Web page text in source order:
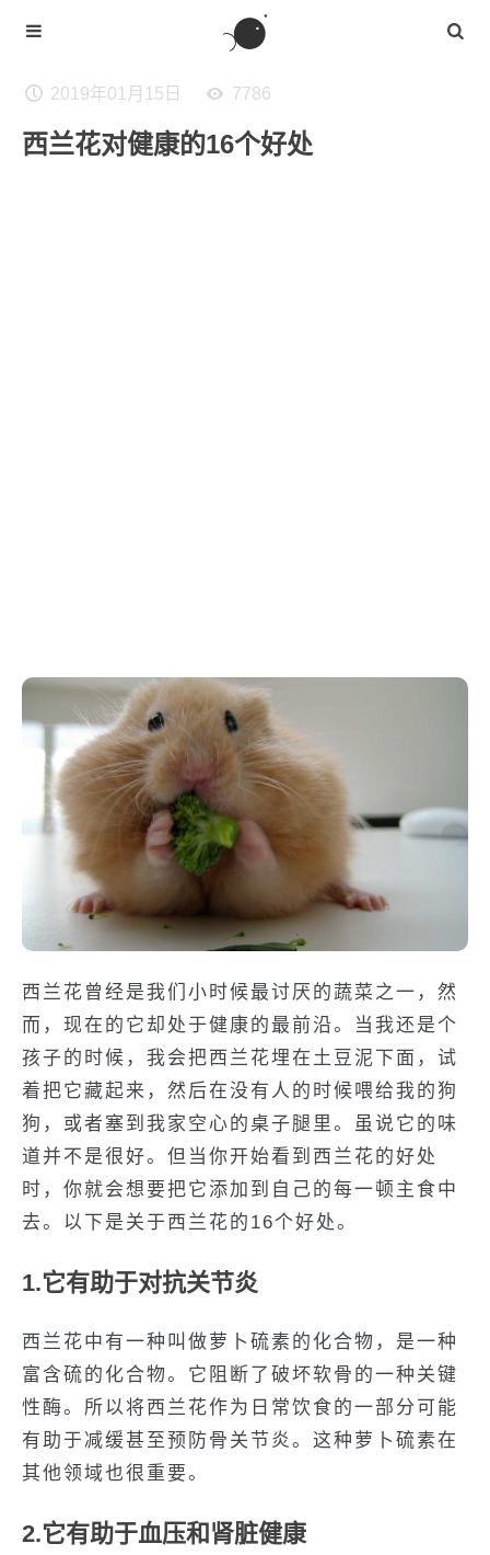
2019年01月15日 7786
西兰花对健康的16个好处
西兰花曾经是我们小时候最讨厌的蔬菜之一，然
而，现在的它却处于健康的最前沿。当我还是个
孩子的时候，我会把西兰花埋在土豆泥下面，试
着把它藏起来，然后在没有人的时候喂给我的狗
狗，或者塞到我家空心的桌子腿里。虽说它的味
道并不是很好。但当你开始看到西兰花的好处
时，你就会想要把它添加到自己的每一顿主食中
去。以下是关于西兰花的16个好处。
1.它有助于对抗关节炎
西兰花中有一种叫做萝卜硫素的化合物，是一种
富含硫的化合物。它阻断了破坏软骨的一种关键
性酶。所以将西兰花作为日常饮食的一部分可能
有助于减缓甚至预防骨关节炎。这种萝卜硫素在
其他领域也很重要。
2.它有助于血压和肾脏健康